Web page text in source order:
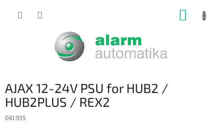
AJAX 12-24V PSU for HUB2 /
HUB2PLUS / REX2
041935